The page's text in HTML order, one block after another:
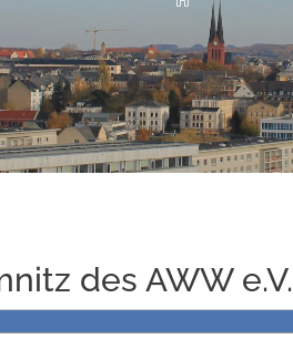
des AWW e.V.